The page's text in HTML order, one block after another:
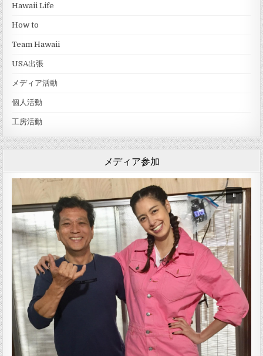
Hawaii Life
How to
Team Hawaii
USA出張
メディア活動
個人活動
工房活動
メディア参加